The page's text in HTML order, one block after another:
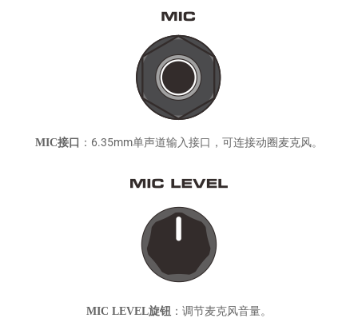
MIC接口 ： 6.35mm单声道输入接口，可连接动圈麦克风。
MIC LEVEL旋钮 ： 调节麦克风音量。